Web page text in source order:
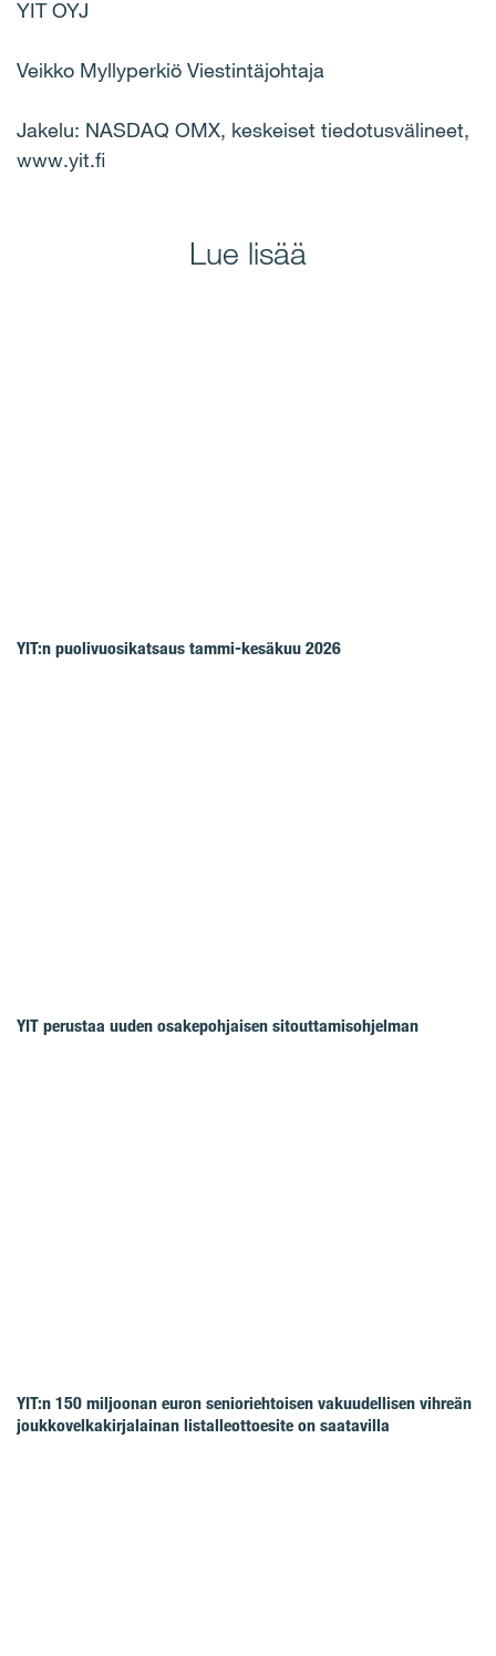
YIT OYJ
Veikko Myllyperkiö Viestintäjohtaja
Jakelu: NASDAQ OMX, keskeiset tiedotusvälineet,
www.yit.fi
Lue lisää
YIT:n puolivuosikatsaus tammi-kesäkuu 2026
YIT perustaa uuden osakepohjaisen sitouttamisohjelman
YIT:n 150 miljoonan euron senioriehtoisen vakuudellisen vihreän
joukkovelkakirjalainan listalleottoesite on saatavilla